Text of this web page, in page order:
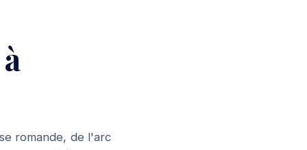
romande, de l'arc